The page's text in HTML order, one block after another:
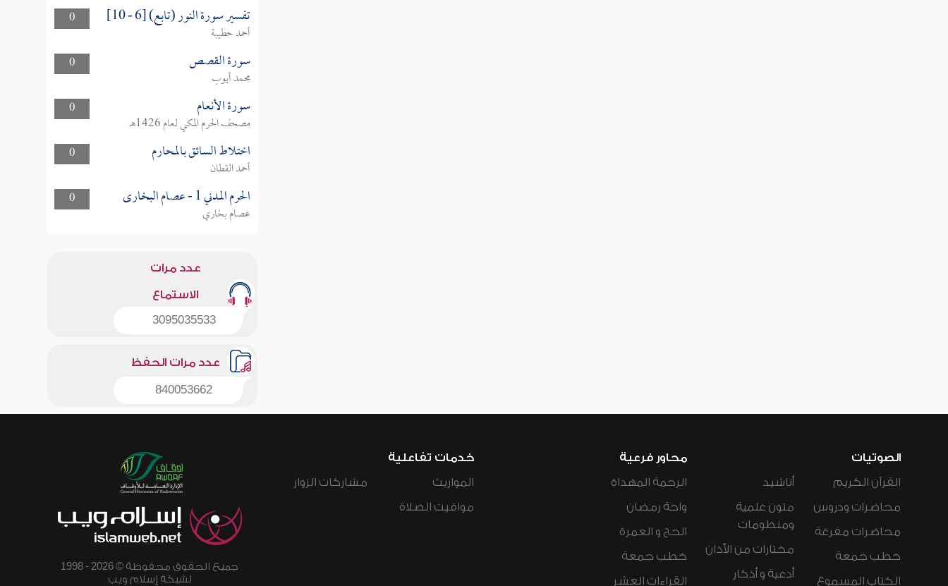
0
تفسير سورة النور (تابع) [6 - 10]
أحمد حطيبة
0
سورة القصص
محمد أيوب
0
سورة الأنعام
مصحف الحرم المكي لعام 1426هـ
0
اختلاط السائق بالمحارم
أحمد القطان
0
الحرم المدني 1 - عصام البخارى
عصام بخاري
عدد مرات
الاستماع
3095035533
عدد مرات الحفظ
840053662
الصوتيات
القرآن الكريم
محاضرات ودروس
محاضرات مفرغة
خطب جمعة
الكتاب المسموع
أناشيد
متون علمية
ومنظومات
مختارات من الأذان
أدعية و أذكار
محاور فرعية
الرحمة المهداة
واحة رمضان
الحج و العمرة
خطب جمعة
القراءات العشر
خدمات تفاعلية
المواريث
مواقيت الصلاة
مشاركات الزوار
جميع الحقوق محفوظة © 2026 - 1998
لشبكة إسلام ويب